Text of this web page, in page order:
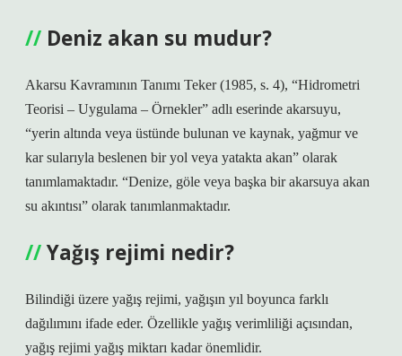
Deniz akan su mudur?
Akarsu Kavramının Tanımı Teker (1985, s. 4), “Hidrometri
Teorisi – Uygulama – Örnekler” adlı eserinde akarsuyu,
“yerin altında veya üstünde bulunan ve kaynak, yağmur ve
kar sularıyla beslenen bir yol veya yatakta akan” olarak
tanımlamaktadır. “Denize, göle veya başka bir akarsuya akan
su akıntısı” olarak tanımlanmaktadır.
Yağış rejimi nedir?
Bilindiği üzere yağış rejimi, yağışın yıl boyunca farklı
dağılımını ifade eder. Özellikle yağış verimliliği açısından,
yağış rejimi yağış miktarı kadar önemlidir.